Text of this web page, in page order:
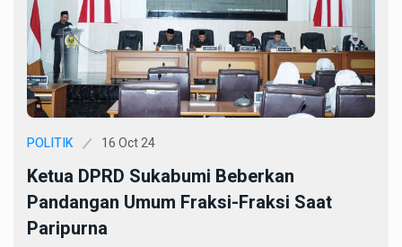
POLITIK 16 Oct 24
Ketua DPRD Sukabumi Beberkan
Pandangan Umum Fraksi-Fraksi Saat
Paripurna